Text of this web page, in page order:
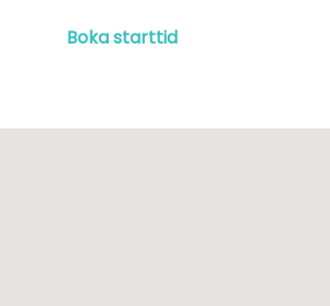
Boka starttid